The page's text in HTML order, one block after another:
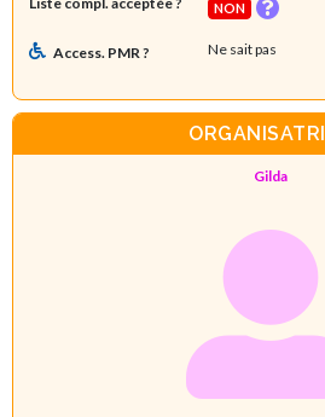
NON
Access. PMR ? Ne sait pas
Gilda